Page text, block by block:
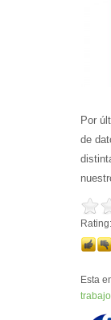
Por
de
Esta